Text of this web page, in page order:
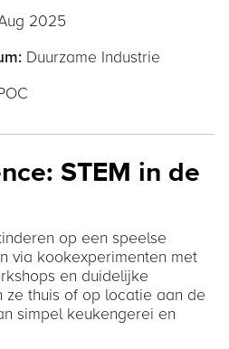
2025
Duurzame Industrie
STEM in de
op een speelse
via kookexperimenten met
en duidelijke
ze thuis of op locatie aan de
simpel keukengerei en